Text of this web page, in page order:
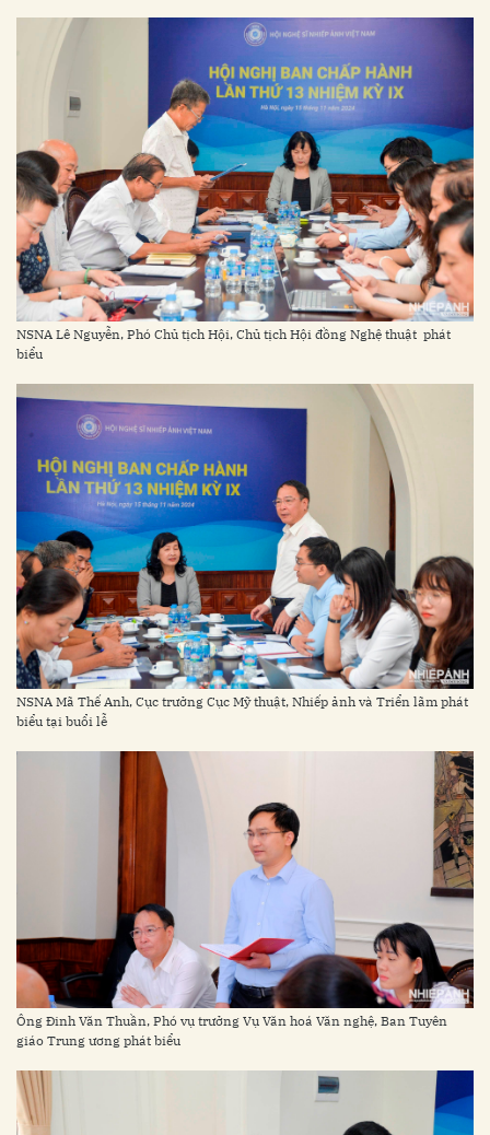
NSNA Lê Nguyễn, Phó Chủ tịch Hội, Chủ tịch Hội đồng Nghệ thuật phát
biểu
NSNA Mã Thế Anh, Cục trưởng Cục Mỹ thuật, Nhiếp ảnh và Triển lãm phát
biểu tại buổi lễ
Ông Đinh Văn Thuần, Phó vụ trưởng Vụ Văn hoá Văn nghệ, Ban Tuyên
giáo Trung ương phát biểu